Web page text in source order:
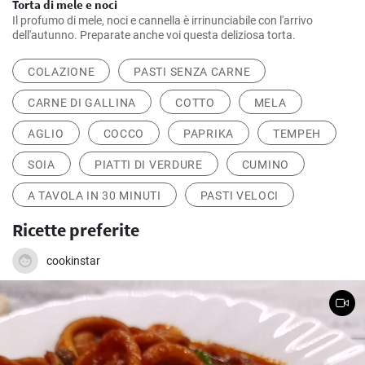
Torta di mele e noci
Il profumo di mele, noci e cannella è irrinunciabile con l'arrivo
dell'autunno. Preparate anche voi questa deliziosa torta.
COLAZIONE PASTI SENZA CARNE
CARNE DI GALLINA COTTO MELA
AGLIO COCCO PAPRIKA TEMPEH
SOIA PIATTI DI VERDURE CUMINO
A TAVOLA IN 30 MINUTI PASTI VELOCI
Ricette preferite
cookinstar